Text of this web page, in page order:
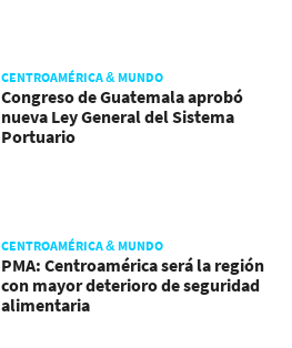
CENTROAMÉRICA & MUNDO
Congreso de Guatemala aprobó
nueva Ley General del Sistema
Portuario
CENTROAMÉRICA & MUNDO
PMA: Centroamérica será la región
con mayor deterioro de seguridad
alimentaria